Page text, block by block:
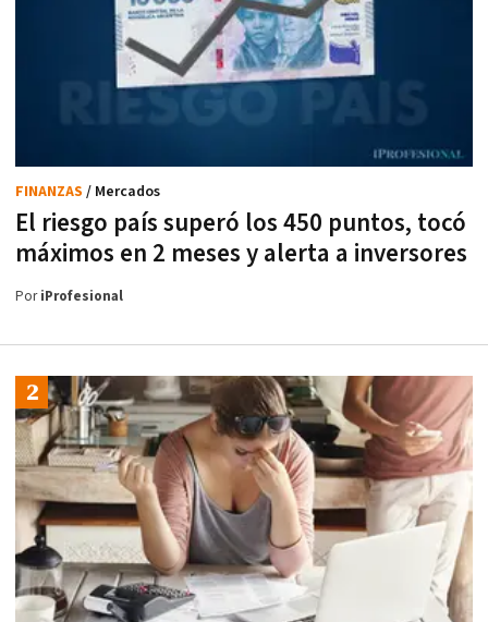
El riesgo país superó los 450 puntos, tocó
máximos en 2 meses y alerta a inversores
FINANZAS / Mercados
PoriProfesional